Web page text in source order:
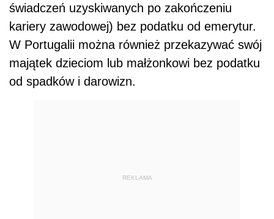
świadczeń uzyskiwanych po zakończeniu
kariery zawodowej) bez podatku od emerytur.
W Portugalii można również przekazywać swój
majątek dzieciom lub małżonkowi bez podatku
od spadków i darowizn.
REKLAMA